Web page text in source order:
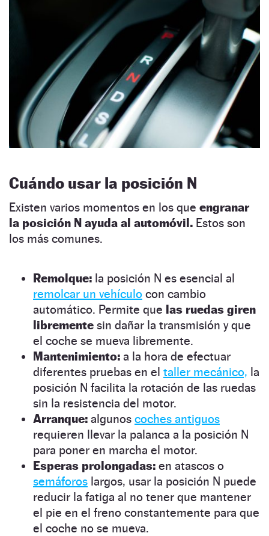
Cuándo usar la posición N
Existen varios momentos en los que engranar
la posición N ayuda al automóvil. Estos son
los más comunes.
Remolque: la posición N es esencial al
remolcar un vehículo con cambio
automático. Permite que las ruedas giren
libremente sin dañar la transmisión y que
el coche se mueva libremente.
Mantenimiento: a la hora de efectuar
diferentes pruebas en el taller mecánico, la
posición N facilita la rotación de las ruedas
sin la resistencia del motor.
Arranque: algunos coches antiguos
requieren llevar la palanca a la posición N
para poner en marcha el motor.
Esperas prolongadas: en atascos o
semáforos largos, usar la posición N puede
reducir la fatiga al no tener que mantener
el pie en el freno constantemente para que
el coche no se mueva.